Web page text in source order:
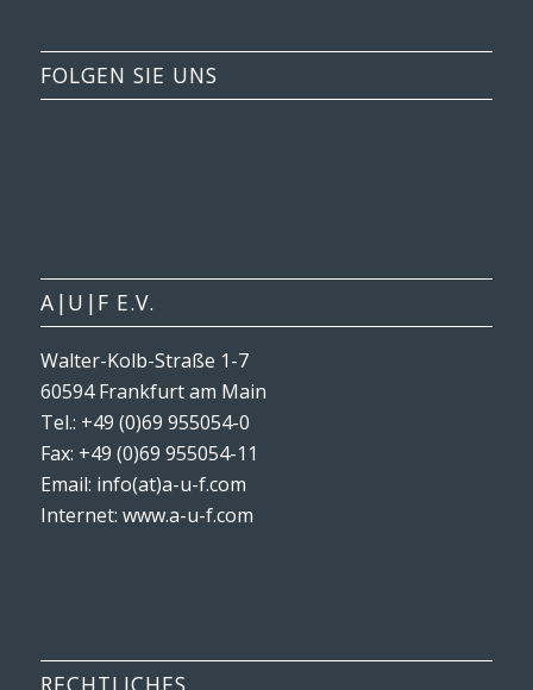
FOLGEN SIE UNS
A|U|F E.V.
Walter-Kolb-Straße 1-7
60594 Frankfurt am Main
Tel.: +49 (0)69 955054-0
Fax: +49 (0)69 955054-11
Email: info(at)a-u-f.com
Internet: www.a-u-f.com
RECHTLICHES